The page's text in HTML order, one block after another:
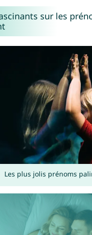
sur les
Les plus jolis prénoms